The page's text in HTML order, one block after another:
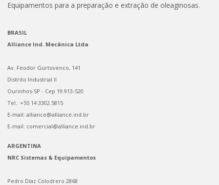
Equipamentos para a preparação e extração de oleaginosas.
BRASIL
Alliance Ind. Mecânica Ltda
Av. Feodor Gurtovenco, 141
Distrito Industrial II
Ourinhos-SP - Cep 19.913-520
Tel.: +55 14 3302.5815
E-mail: alliance@alliance.ind.br
E-mail: comercial@alliance.ind.br
ARGENTINA
NRC Sistemas & Equipamentos
Pedro Díaz Colodrero 2868